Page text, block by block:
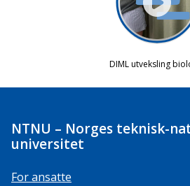
NTNU – Norges teknisk-
universitet
For ansatte